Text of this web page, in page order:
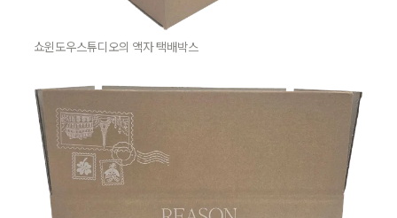
쇼윈도우스튜디오의 액자 택배박스